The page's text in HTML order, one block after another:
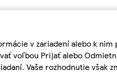
v zariadení alebo k
voľbou Prijať alebo
Vaše rozhodnutie však